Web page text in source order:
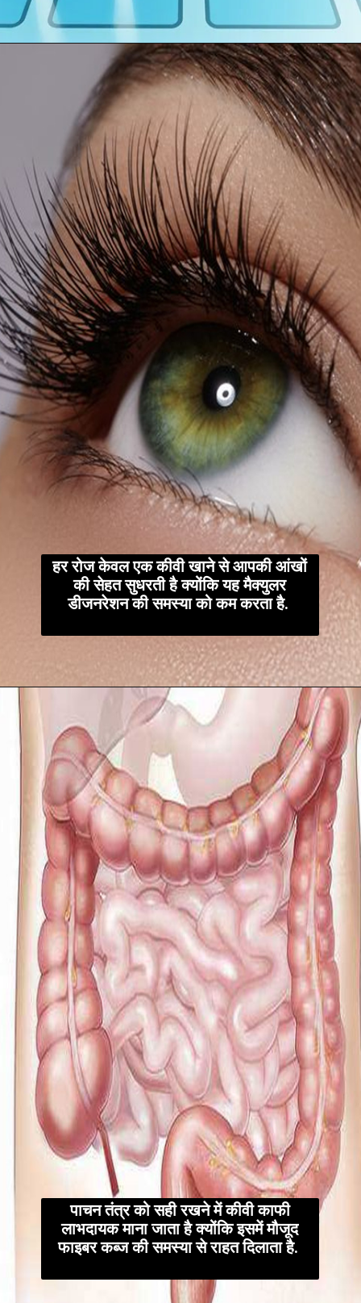
हर रोज केवल एक कीवी खाने से आपकी आंखों
की सेहत सुधरती है क्योंकि यह मैक्युलर
डीजनरेशन की समस्या को कम करता है.
पाचन तंत्र को सही रखने में कीवी काफी
लाभदायक माना जाता है क्योंकि इसमें मौजूद
फाइबर कब्ज की समस्या से राहत दिलाता है.